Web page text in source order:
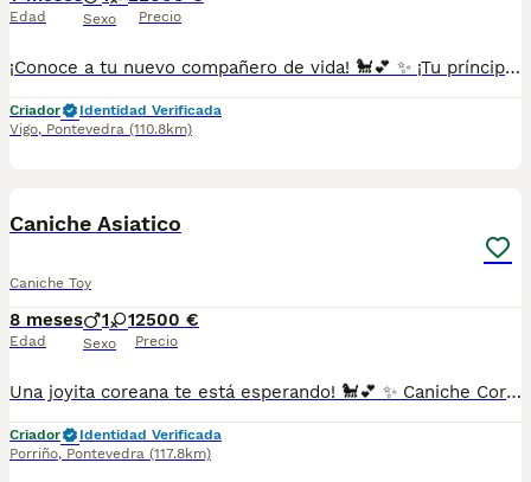
Edad Sexo Precio
¡Conoce a tu nuevo compañero de vida! 🐩💕 ✨ ¡Tu príncipe o princesa está aquí! ✨ Este encantador Caniche Coreano está listo para llenar tu hogar de ternura, alegría y una buena dosis de diversión. Con su pelaje suave y esponjoso y su personalidad llena de encanto, se convertirá en tu nuevo mejor amigo. Características: 🌟 Pequeño y elegante, con un carácter amable y juguetón. 🌟 Extremadamente cariñoso, ¡te hará sentir especial todos los días! 🌟 Inteligente y fácil de entrenar, ideal para actividades divertidas y juegos. 🌟 Perfecto para todo tipo de hogar, ¡se adapta a cualquier espacio! Este precioso Caniche Coreano está esperando por ti para compartir amor, risas y momentos especiales. 🐶💖 Contáctanos ahora para saber más y darle la bienvenida a tu nuevo mejor amigo. ¡No dejes que se escape esta oportunidad única! 🌸 Galicia, Madrid, Valencia, Barcelona, Sevilla, Almería, Pamplona. 687482079
Criador
Identidad Verificada
Vigo, Pontevedra (110.8km)
Caniche Asiatico
Caniche Toy
8 meses
Edad
1 1
Sexo
2500 €
Precio
Una joyita coreana te está esperando! 🐩💕 ✨ Caniche Coreano hembra — delicadeza, estilo y mucho amor en un solo corazoncito ✨ Esta adorable Caniche Coreano hembra es el sueño hecho realidad para cualquier amante de los perritos: elegante, mimosa y con un carácter encantador que enamora al instante. Su tamaño pequeño y su carita tierna la hacen simplemente irresistible. Características: 🎀 Súper dulce, cariñosa y siempre buscando estar cerquita de ti. 🎀 Inteligente y atenta, aprende con facilidad y se adapta rápido. 🎀 Pelaje sedoso y estilo único que la hace lucir como una muñequita. 🎀 Ideal para espacios pequeños, ¡y perfecta para dar mucho amor! No dejes pasar la oportunidad de llevarte a esta pequeña princesa a casa. 💖 Contáctanos para más información. ¡Ella ya está lista para llenar tu vida de mimos, patitas suaves y compañía fiel! 🐾🌸 Galicia, Madrid, Valencia, Barcelona, Sevilla, Almería, Pamplona. 687482079
Criador
Identidad Verificada
Porriño, Pontevedra (117.8km)